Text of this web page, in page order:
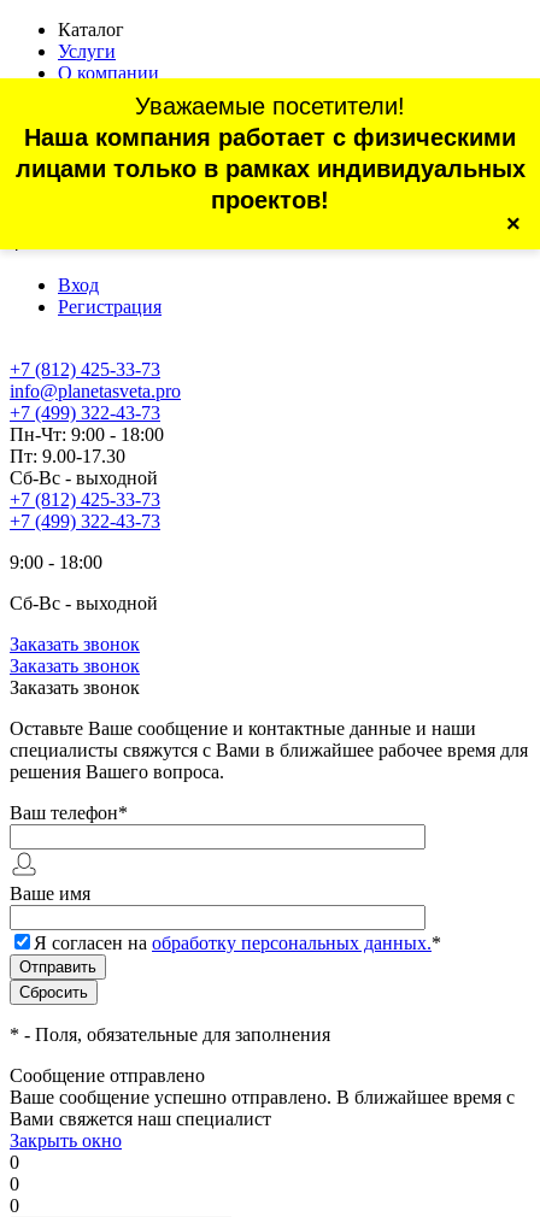
Каталог
Услуги
О компании
Статьи
Контакты
Отзывы
г. Санкт-Петербург, проспект Обуховской Обороны, 70, корп.
Вход
Регистрация
+7 (812) 425-33-73
Уважаемые посетители!
Наша компания работает с физическими
лицами только в рамках индивидуальных
проектов!
×
info@planetasveta.pro
+7 (499) 322-43-73
Пн-Чт: 9:00 - 18:00
Пт: 9.00-17.30
Сб-Вс - выходной
+7 (812) 425-33-73
+7 (499) 322-43-73
9:00 - 18:00
Сб-Вс - выходной
Заказать звонок
Заказать звонок
Заказать звонок
Оставьте Ваше сообщение и контактные данные и наши
специалисты свяжутся с Вами в ближайшее рабочее время для
решения Вашего вопроса.
Ваш телефон*
Ваше имя
Я согласен на обработку персональных данных.*
* - Поля, обязательные для заполнения
Сообщение отправлено
Ваше сообщение успешно отправлено. В ближайшее время с
Вами свяжется наш специалист
Закрыть окно
0
0
0